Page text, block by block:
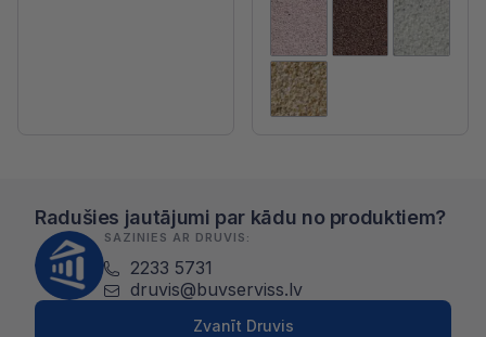
Radušies jautājumi par kādu no produktiem?
SAZINIES AR DRUVIS:
2233 5731
druvis@buvserviss.lv
Zvanīt Druvis